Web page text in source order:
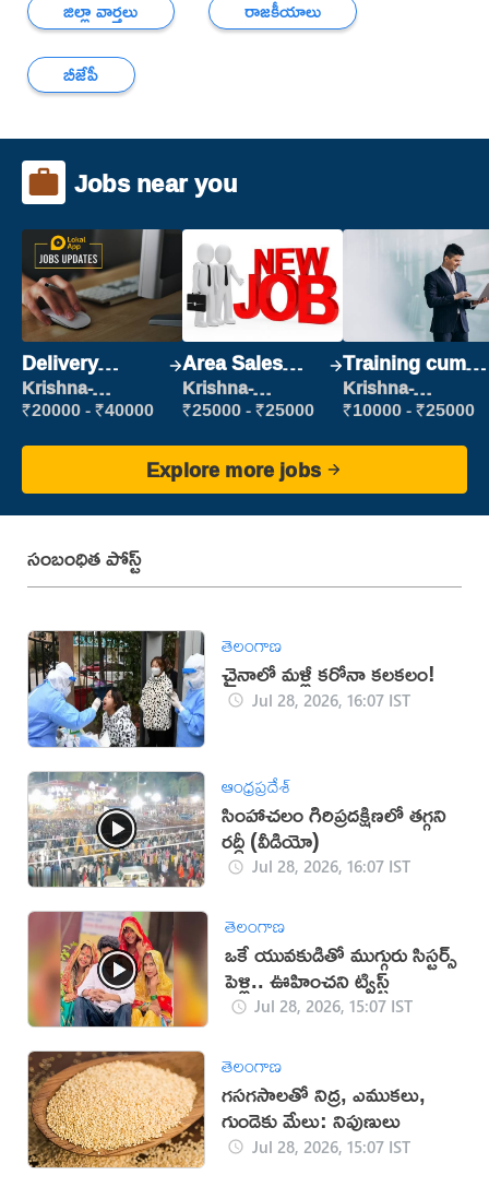
జిల్లా వార్తలు
రాజకీయాలు
బీజేపీ
Jobs near you
Delivery
Executive
Krishna-
vijayawada
₹20000 - ₹40000
Area Sales
Manager (Field
Sales)
Krishna-
vijayawada
₹25000 - ₹25000
Training cum
Placement
Krishna-
vijayawada
₹10000 - ₹25000
Explore more jobs
సంబంధిత పోస్ట్
తెలంగాణ
చైనాలో మళ్లీ కరోనా కలకలం!
Jul 28, 2026, 16:07 IST
ఆంధ్రప్రదేశ్
సింహాచలం గిరిప్రదక్షిణలో తగ్గని
రద్దీ (వీడియో)
Jul 28, 2026, 16:07 IST
తెలంగాణ
ఒకే యువకుడితో ముగ్గురు సిస్టర్స్
పెళ్లి.. ఊహించని ట్విస్ట్
Jul 28, 2026, 15:07 IST
తెలంగాణ
గసగసాలతో నిద్ర, ఎముకలు,
గుండెకు మేలు: నిపుణులు
Jul 28, 2026, 15:07 IST